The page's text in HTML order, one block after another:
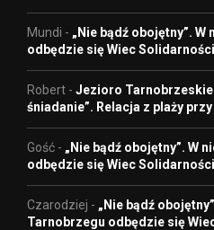
Mundi - „Nie bądź obojętny”.
odbędzie się Wiec Solidarności
Robert - Jezioro Tarnobrzeskie
śniadanie”. Relacja z plaży
Gość - „Nie bądź obojętny”. W
odbędzie się Wiec Solidarności
Czarodziej - „Nie bądź
Tarnobrzegu odbędzie się